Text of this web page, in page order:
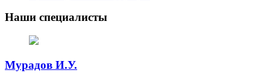
Наши специалисты
Мурадов И.У.